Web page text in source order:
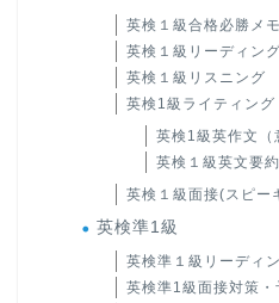
英検１級合格必勝メモ
英検１級リーディン
英検１級リスニング
英検1級ライティング
英検1級英作文（
英検１級英文要
英検１級面接(スピー
英検準1級
英検準１級リーディ
英検準1級面接対策・